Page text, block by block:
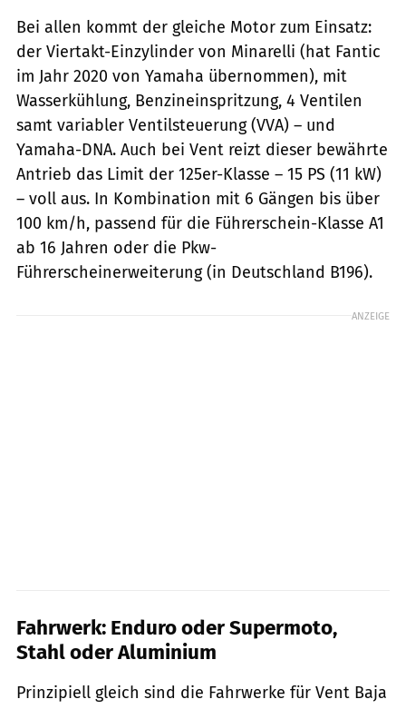
Bei allen kommt der gleiche Motor zum Einsatz:
der Viertakt-Einzylinder von Minarelli (hat Fantic
im Jahr 2020 von Yamaha übernommen), mit
Wasserkühlung, Benzineinspritzung, 4 Ventilen
samt variabler Ventilsteuerung (VVA) – und
Yamaha-DNA. Auch bei Vent reizt dieser bewährte
Antrieb das Limit der 125er-Klasse – 15 PS (11 kW)
– voll aus. In Kombination mit 6 Gängen bis über
100 km/h, passend für die Führerschein-Klasse A1
ab 16 Jahren oder die Pkw-
Führerscheinerweiterung (in Deutschland B196).
ANZEIGE
Fahrwerk: Enduro oder Supermoto,
Stahl oder Aluminium
Prinzipiell gleich sind die Fahrwerke für Vent Baja